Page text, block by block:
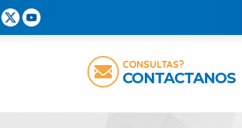
CONSULTAS?
CONTACTANOS